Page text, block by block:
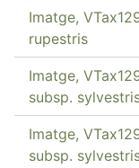
Imatge,
rupestris
Imatge,
subsp.
Imatge,
subsp.